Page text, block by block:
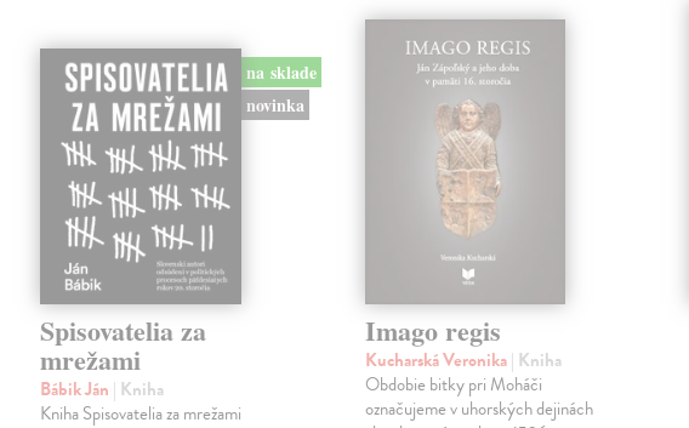
na sklade
novinka
Spisovatelia za
mrežami
Bábik Ján | Kniha
Kniha Spisovatelia za mrežami
Imago regis
Kucharská Veronika| Kniha
Obdobie bitky pri Moháči
označujeme v uhorských dejinách